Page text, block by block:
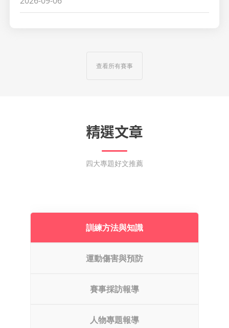
查看所有賽事
精選文章
四大專題好文推薦
訓練方法與知識
運動傷害與預防
賽事採訪報導
人物專題報導